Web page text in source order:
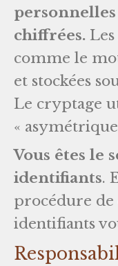
chiffrées.
comme le
et stockées
Le cryptage
«
Vous êtes le
identifiants.
procédure de
identifiants